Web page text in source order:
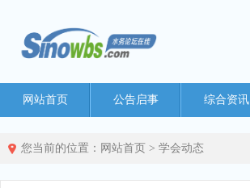
网站首页 公告启事 综合资讯
您当前的位置： 网站首页 > 学会动态